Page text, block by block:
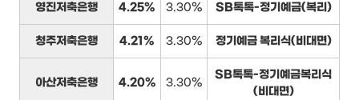
영진저축은행 4.25% 3.30% SB톡톡-정기예금(복리)
청주저축은행 4.21% 3.30% 정기예금 복리식(비대면)
아산저축은행 4.20% 3.30%
SB톡톡-정기예금복리식
(비대면)